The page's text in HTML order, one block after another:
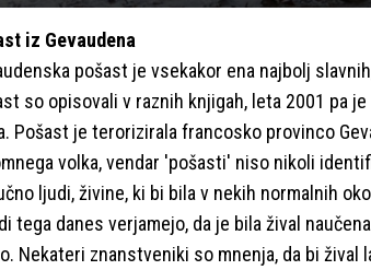
iz Gevaudena
pošast je vsekakor ena najbolj
so opisovali v raznih knjigah, leta 2001 pa
Pošast je terorizirala francosko provinco
volka, vendar 'pošasti' niso nikoli
ljudi, živine, ki bi bila v nekih normalnih
tega danes verjamejo, da je bila žival
Nekateri znanstveniki so mnenja, da bi